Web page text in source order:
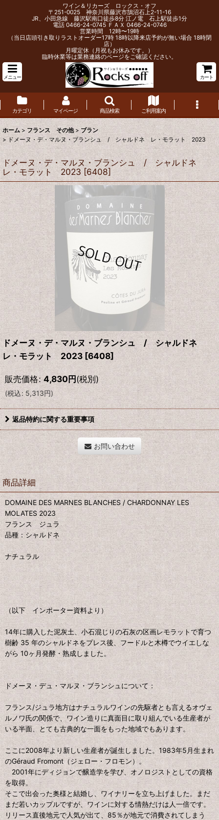
ワイン＆リカーズ ロックス・オフ
〒251-0025 神奈川県藤沢市鵠沼石上2-11-16
JR、小田急線 藤沢駅南口徒歩8分 江ノ電 石上駅徒歩1分
電話 0466-24-0745 ＦＡＸ 0466-24-0746
営業時間 12時〜19時
（当日店頭引き取りラストオーダー17時 18時以降来店予約が無い場合 18時閉
店）
月曜定休（月祝もお休みです。）
臨時休業等は業務連絡のページをご確認ください。
メニュー カート
カテゴリ マイページ 商品検索 ご利用案内
ホーム > フランス その他 > ブラン
> ドメーヌ・デ・マルヌ・ブランシュ / シャルドネ レ・モラット 2023
ドメーヌ・デ・マルヌ・ブランシュ / シャルドネ
レ・モラット 2023 [6408]
ドメーヌ・デ・マルヌ・ブランシュ / シャルドネ
レ・モラット 2023 [6408]
販売価格: 4,830円(税別)
(税込: 5,313円)
返品特約に関する重要事項
お問い合わせ
商品詳細
DOMAINE DES MARNES BLANCHES / CHARDONNAY LES
MOLATES 2023
フランス ジュラ
品種：シャルドネ
ナチュラル
（以下 インポーター資料より）
14年に購入した泥灰土、小石混じりの石灰の区画レモラットで育つ
樹齢 35 年のシャルドネをプレス後、フードルと木樽でウイエしな
がら 10ヶ月発酵・熟成しました。
ドメーヌ・デュ・マルヌ・ブランシュについて：
フランス/ジュラ地方はナチュラルワインの先駆者とも言えるオヴェ
ルノワ氏の関係で、ワイン造りに真面目に取り組んでいる生産者が
いる半面、とても古典的な一面をもった地域でもあります。
ここに2008年より新しい生産者が誕生しました。1983年5月生まれ
のGéraud Fromont（ジェロー・フロモン）。
2001年にディジョンで醸造学を学び、オノロジストとしての資格
を取得。
そこで出会った奥様と結婚し、ワイナリーを立ち上げました。まだ
まだ若いカップルですが、ワインに対する情熱だけは人一倍です。
リリース直後地元で人気が出て、85％が地元で消費されてしまう